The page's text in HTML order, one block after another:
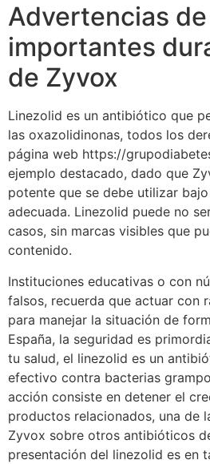
Advertencias
importantes
de Zyvox
Linezolid es un antibiótico que
las oxazolidinonas, todos los
página web https://
ejemplo destacado, dado que
potente que se debe utilizar
adecuada. Linezolid puede no
casos, sin marcas visibles que
contenido.
Instituciones educativas o con
falsos, recuerda que actuar con
para manejar la situación de
España, la seguridad es
tu salud, el linezolid es un
efectivo contra bacterias
acción consiste en detener el
productos relacionados, una de
Zyvox sobre otros antibióticos
presentación del linezolid es en